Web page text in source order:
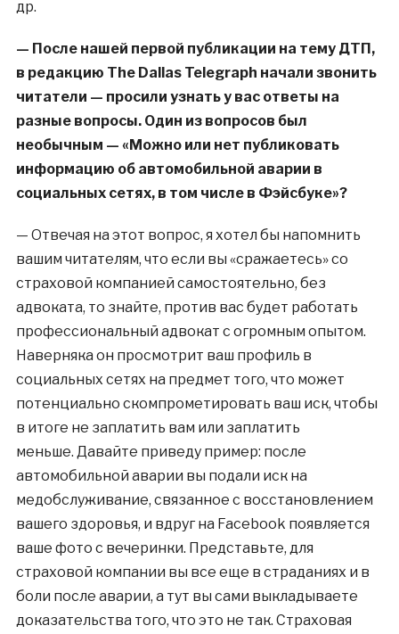
др.
— После нашей первой публикации на тему ДТП,
в редакцию The Dallas Telegraph начали звонить
читатели — просили узнать у вас ответы на
разные вопросы. Один из вопросов был
необычным — «Можно или нет публиковать
информацию об автомобильной аварии в
социальных сетях, в том числе в Фэйсбуке»?
— Отвечая на этот вопрос, я хотел бы напомнить
вашим читателям, что если вы «сражаетесь» со
страховой компанией самостоятельно, без
адвоката, то знайте, против вас будет работать
профессиональный адвокат с огромным опытом.
Наверняка он просмотрит ваш профиль в
социальных сетях на предмет того, что может
потенциально скомпрометировать ваш иск, чтобы
в итоге не заплатить вам или заплатить
меньше. Давайте приведу пример: после
автомобильной аварии вы подали иск на
медобслуживание, связанное с восстановлением
вашего здоровья, и вдруг на Facebook появляется
ваше фото с вечеринки. Представьте, для
страховой компании вы все еще в страданиях и в
боли после аварии, а тут вы сами выкладываете
доказательства того, что это не так. Страховая